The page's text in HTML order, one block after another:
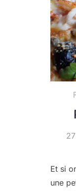
Et si
une